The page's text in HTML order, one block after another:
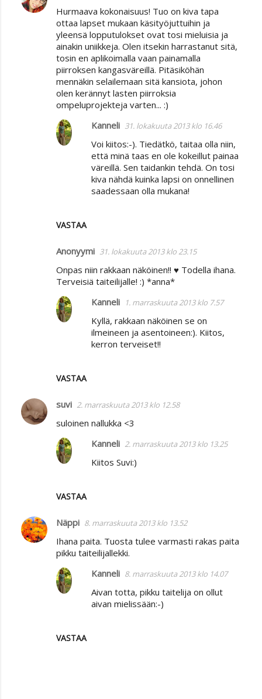
Hurmaava kokonaisuus! Tuo on kiva tapa
ottaa lapset mukaan käsityöjuttuihin ja
yleensä lopputulokset ovat tosi mieluisia ja
ainakin uniikkeja. Olen itsekin harrastanut sitä,
tosin en aplikoimalla vaan painamalla
piirroksen kangasväreillä. Pitäsiköhän
mennäkin selailemaan sitä kansiota, johon
olen kerännyt lasten piirroksia
ompeluprojekteja varten... :)
VASTAA
Kanneli 31. lokakuuta 2013 klo 16.46
Voi kiitos:-). Tiedätkö, taitaa olla niin,
että minä taas en ole kokeillut painaa
väreillä. Sen taidankin tehdä. On tosi
kiva nähdä kuinka lapsi on onnellinen
saadessaan olla mukana!
Anonyymi 31. lokakuuta 2013 klo 23.15
Onpas niin rakkaan näköinen!! ♥ Todella ihana.
Terveisiä taiteilijalle! :) *anna*
VASTAA
Kanneli 1. marraskuuta 2013 klo 7.57
Kyllä, rakkaan näköinen se on
ilmeineen ja asentoineen:). Kiitos,
kerron terveiset!!
suvi 2. marraskuuta 2013 klo 12.58
suloinen nallukka <3
VASTAA
Kanneli 2. marraskuuta 2013 klo 13.25
Kiitos Suvi:)
Näppi 8. marraskuuta 2013 klo 13.52
Ihana paita. Tuosta tulee varmasti rakas paita
pikku taiteilijallekki.
VASTAA
Kanneli 8. marraskuuta 2013 klo 14.07
Aivan totta, pikku taitelija on ollut
aivan mielissään:-)